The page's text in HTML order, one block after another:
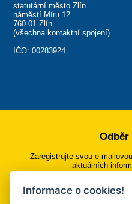
statutární město Zlín
náměstí Míru 12
760 01 Zlín
(všechna kontaktní spojení)
IČO: 00283924
Odběr
Zaregistrujte svou e-
aktuálních
Přihlásit
Informace o cookies!